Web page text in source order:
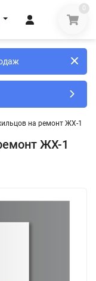
0
на ремонт ЖХ-1
ЖХ-1